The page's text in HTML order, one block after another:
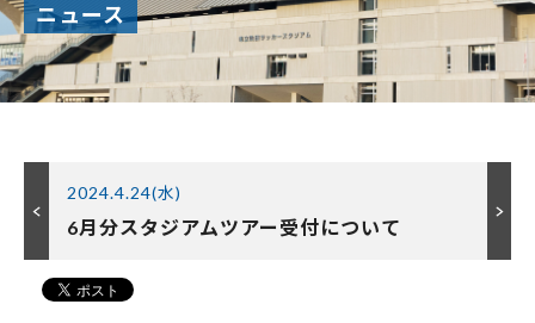
ニュース
2024.4.24(水)
6月分スタジアムツアー受付について